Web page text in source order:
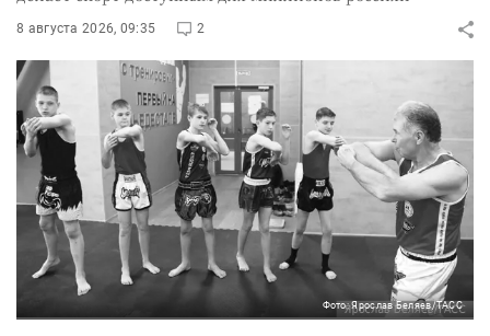
8 августа 2026, 09:35 2
Фото: Ярослав Беляев/ТАСС